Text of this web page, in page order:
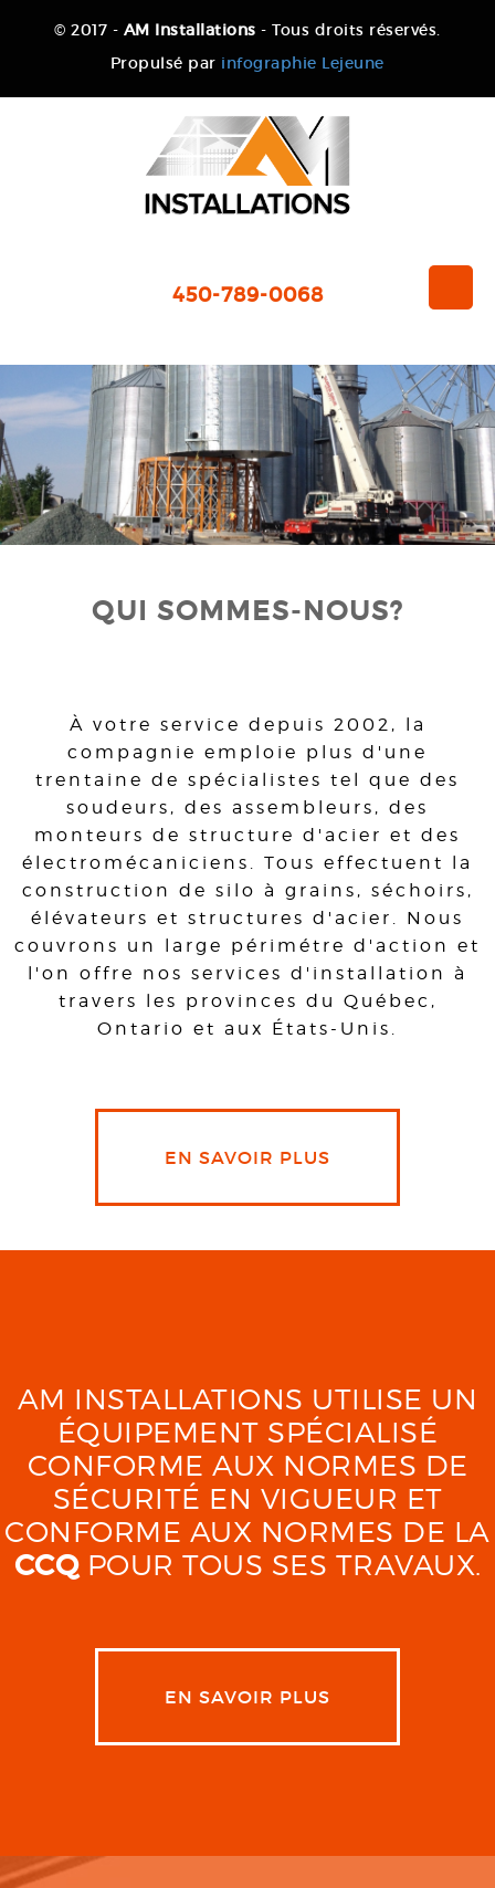
© 2017 - AM Installations - Tous droits réservés.
Propulsé par infographie Lejeune
450-789-0068
QUI SOMMES-NOUS?
À votre service depuis 2002, la
compagnie emploie plus d'une
trentaine de spécialistes tel que des
soudeurs, des assembleurs, des
monteurs de structure d'acier et des
électromécaniciens. Tous effectuent la
construction de silo à grains, séchoirs,
élévateurs et structures d'acier. Nous
couvrons un large périmétre d'action et
l'on offre nos services d'installation à
travers les provinces du Québec,
Ontario et aux États-Unis.
EN SAVOIR PLUS
AM INSTALLATIONS UTILISE UN
ÉQUIPEMENT SPÉCIALISÉ
CONFORME AUX NORMES DE
SÉCURITÉ EN VIGUEUR ET
CONFORME AUX NORMES DE LA
CCQPOUR TOUS SES TRAVAUX.
EN SAVOIR PLUS